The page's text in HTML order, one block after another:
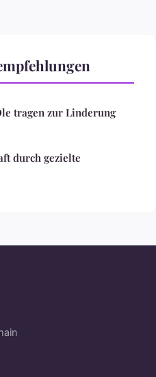
tragen zur Linderung
durch gezielte